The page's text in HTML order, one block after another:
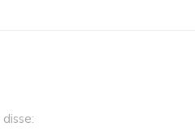
disse: